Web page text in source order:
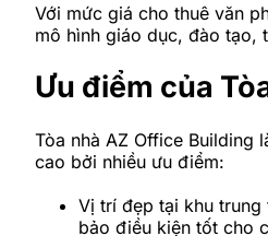
Với mức giá cho thuê văn
mô hình giáo dục, đào tạo,
Ưu điểm của
Tòa nhà AZ Office Building
cao bởi nhiều ưu điểm:
Vị trí đẹp tại khu
bảo điều kiện tốt cho